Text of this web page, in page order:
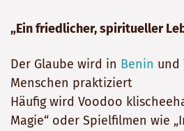
„Ein friedlicher, spiritueller
Der Glaube wird in Benin und
Menschen praktiziert
Häufig wird Voodoo
Magie“ oder Spielfilmen wie